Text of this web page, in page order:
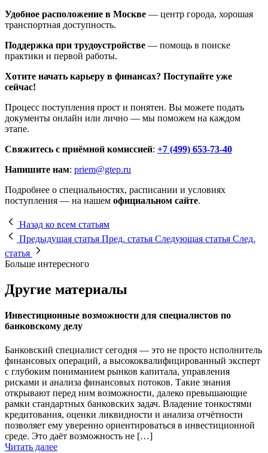
Удобное расположение в Москве — центр города, хорошая
транспортная доступность.
Поддержка при трудоустройстве — помощь в поиске
практики и первой работы.
Хотите начать карьеру в финансах? Поступайте уже
сейчас!
Процесс поступления прост и понятен. Вы можете подать
документы онлайн или лично — мы поможем на каждом
этапе.
Свяжитесь с приёмной комиссией: +7 (499) 653-73-40
Напишите нам: priem@gtep.ru
Подробнее о специальностях, расписании и условиях
поступления — на нашем официальном сайте.
Назад ко всем статьям
Предыдущая статья Пред. статья Следующая статья След.
статья
Больше интересного
Другие материалы
Инвестиционные возможности для специалистов по
банковскому делу
Банковский специалист сегодня — это не просто исполнитель
финансовых операций, а высококвалифицированный эксперт
с глубоким пониманием рынков капитала, управления
рисками и анализа финансовых потоков. Такие знания
открывают перед ним возможности, далеко превышающие
рамки стандартных банковских задач. Владение тонкостями
кредитования, оценки ликвидности и анализа отчётности
позволяет ему уверенно ориентироваться в инвестиционной
среде. Это даёт возможность не […]
Читать далее